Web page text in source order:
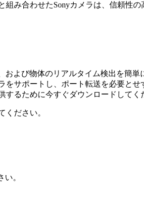
み合わせたSonyカメラは、信頼性
よび物体のリアルタイム検出を簡
サポートし、ポート転送を必要と
るために今すぐダウンロードしてく
ください。
。